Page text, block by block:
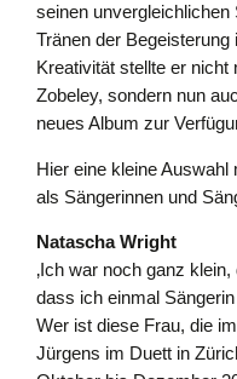
seinen
Tränen der
Kreativität stellte er
Zobeley, sondern nun
neues Album zur
Hier eine kleine Auswahl
als Sängerinnen und
Natascha Wright
‚Ich war noch ganz
dass ich einmal
Wer ist diese Frau, die
Jürgens im Duett in